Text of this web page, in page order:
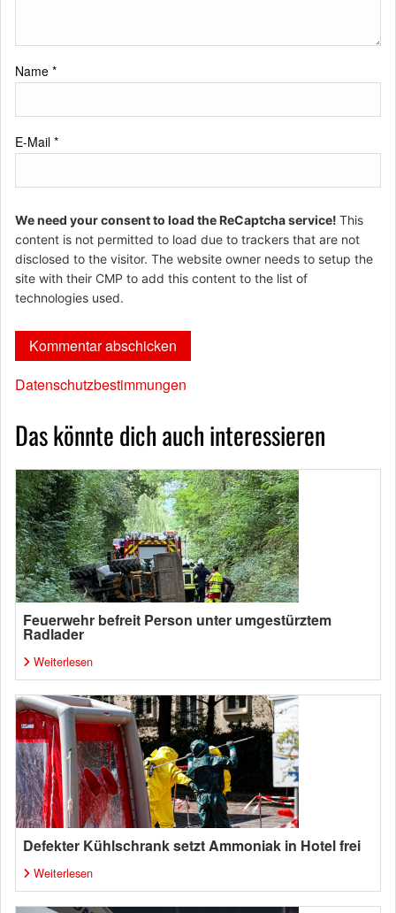
Name *
E-Mail *
We need your consent to load the ReCaptcha service! This
content is not permitted to load due to trackers that are not
disclosed to the visitor. The website owner needs to setup the
site with their CMP to add this content to the list of
technologies used.
Datenschutzbestimmungen
Das könnte dich auch interessieren
Feuerwehr befreit Person unter umgestürztem
Radlader
Weiterlesen
Defekter Kühlschrank setzt Ammoniak in Hotel frei
Weiterlesen